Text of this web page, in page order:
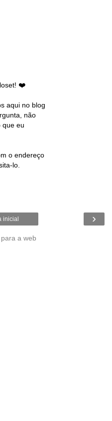
❤️
aqui no blog
não
que eu
o endereço
lo.
›
inicial
a web